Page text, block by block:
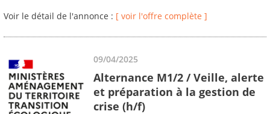
Voir le détail de l'annonce : [ voir l'offre complète ]
09/04/2025
Alternance M1/2 / Veille, alerte
et préparation à la gestion de
crise (h/f)